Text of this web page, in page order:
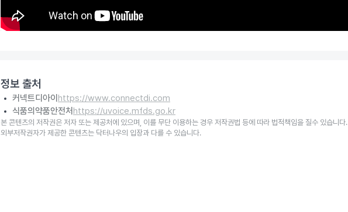
정보 출처
커넥트디아이 https://www.connectdi.com
식품의약품안전처 https://uvoice.mfds.go.kr
본 콘텐츠의 저작권은 저자 또는 제공처에 있으며, 이를 무단 이용하는 경우 저작권법 등에 따라 법적책임을 질수 있습니다.
외부저작권자가 제공한 콘텐츠는 닥터나우의 입장과 다를 수 있습니다.